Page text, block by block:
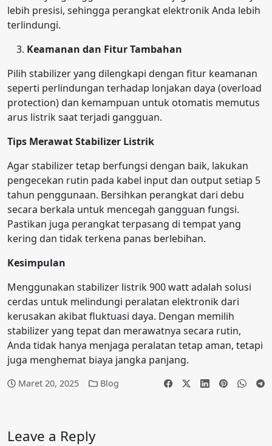
lebih presisi, sehingga perangkat elektronik Anda lebih
terlindungi.
Keamanan dan Fitur Tambahan
Pilih stabilizer yang dilengkapi dengan fitur keamanan
seperti perlindungan terhadap lonjakan daya (overload
protection) dan kemampuan untuk otomatis memutus
arus listrik saat terjadi gangguan.
Tips Merawat Stabilizer Listrik
Agar stabilizer tetap berfungsi dengan baik, lakukan
pengecekan rutin pada kabel input dan output setiap 5
tahun penggunaan. Bersihkan perangkat dari debu
secara berkala untuk mencegah gangguan fungsi.
Pastikan juga perangkat terpasang di tempat yang
kering dan tidak terkena panas berlebihan.
Kesimpulan
Menggunakan stabilizer listrik 900 watt adalah solusi
cerdas untuk melindungi peralatan elektronik dari
kerusakan akibat fluktuasi daya. Dengan memilih
stabilizer yang tepat dan merawatnya secara rutin,
Anda tidak hanya menjaga peralatan tetap aman, tetapi
juga menghemat biaya jangka panjang.
Maret 20, 2025 Blog
Leave a Reply